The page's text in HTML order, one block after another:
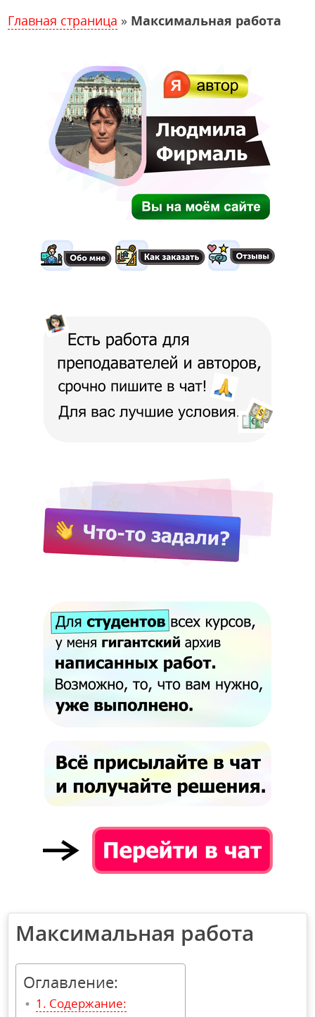
Главная страница » Максимальная работа
Максимальная работа
Оглавление:
Содержание: